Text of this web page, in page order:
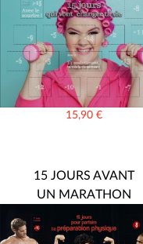
15,90€
15 JOURS AVANT
UN MARATHON